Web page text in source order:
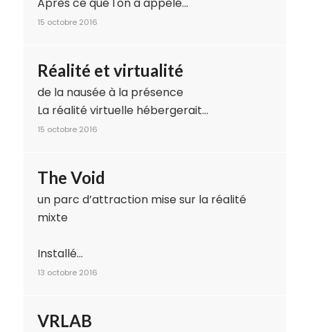
Après ce que l'on a appelé…
15 octobre 2016
Réalité et virtualité
de la nausée à la présence
La réalité virtuelle hébergerait…
15 octobre 2016
The Void
un parc d’attraction mise sur la réalité
mixte
Installé…
13 octobre 2016
VRLAB